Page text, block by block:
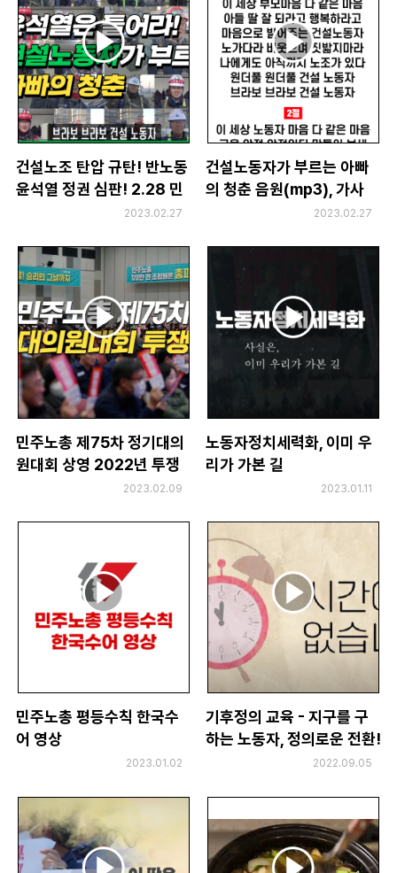
건설노조 탄압 규탄! 반노동
윤석열 정권 심판! 2.28 민
주노총 결의대회 뮤직비디
2023.02.27
건설노동자가 부르는 아빠
의 청춘 음원(mp3), 가사
2023.02.27
민주노총 제75차 정기대의
원대회 상영 2022년 투쟁
2023.02.09
노동자정치세력화, 이미 우
리가 가본 길
2023.01.11
민주노총 평등수칙 한국수
어 영상
2023.01.02
기후정의 교육 - 지구를 구
하는 노동자, 정의로운 전환!
2022.09.05